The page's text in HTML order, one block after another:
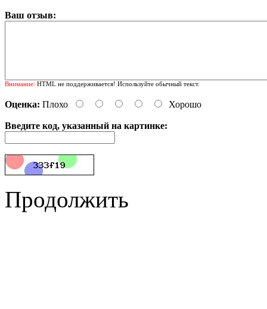
Ваш отзыв:
Внимание: HTML не поддерживается! Используйте обычный текст.
Оценка: Плохо Хорошо
Введите код, указанный на картинке:
Продолжить